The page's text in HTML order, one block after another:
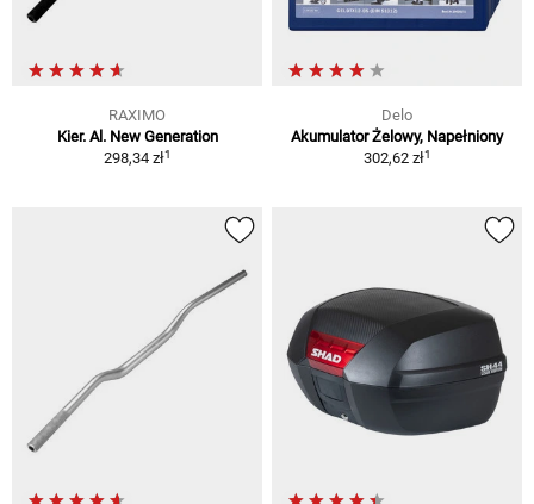
RAXIMO
Kier. Al. New Generation
298,34 zł1
Delo
Akumulator Żelowy, Napełniony
302,62 zł1